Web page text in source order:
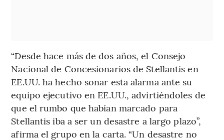
“Desde hace más de dos años, el Consejo
Nacional de Concesionarios de Stellantis en
EE.UU. ha hecho sonar esta alarma ante su
equipo ejecutivo en EE.UU., advirtiéndoles de
que el rumbo que habían marcado para
Stellantis iba a ser un desastre a largo plazo”,
afirma el grupo en la carta. “Un desastre no